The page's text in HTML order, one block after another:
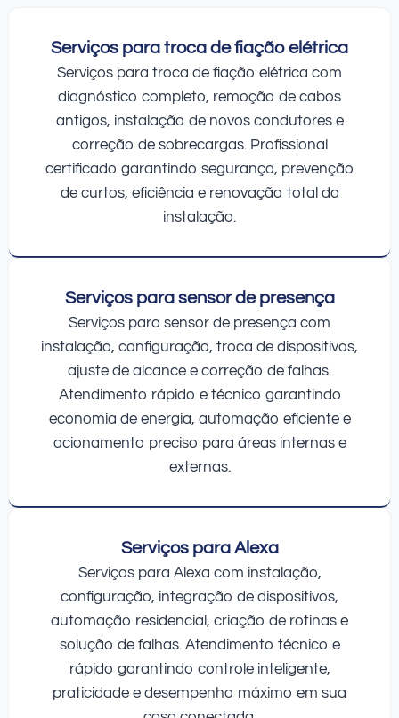
Serviços para troca de fiação elétrica
Serviços para troca de fiação elétrica com
diagnóstico completo, remoção de cabos
antigos, instalação de novos condutores e
correção de sobrecargas. Profissional
certificado garantindo segurança, prevenção
de curtos, eficiência e renovação total da
instalação.
Serviços para sensor de presença
Serviços para sensor de presença com
instalação, configuração, troca de dispositivos,
ajuste de alcance e correção de falhas.
Atendimento rápido e técnico garantindo
economia de energia, automação eficiente e
acionamento preciso para áreas internas e
externas.
Serviços para Alexa
Serviços para Alexa com instalação,
configuração, integração de dispositivos,
automação residencial, criação de rotinas e
solução de falhas. Atendimento técnico e
rápido garantindo controle inteligente,
praticidade e desempenho máximo em sua